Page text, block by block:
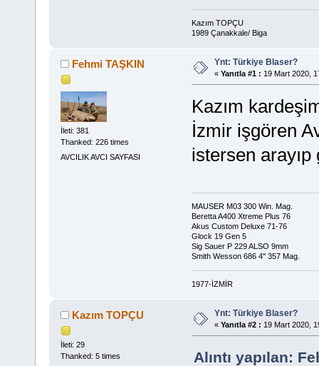
Kazım TOPÇU
1989 Çanakkale/ Biga
Fehmi TAŞKIN
İleti: 381
Thanked: 226 times
AVCILIK AVCI SAYFASI
Ynt: Türkiye Blaser?
« Yanıtla #1 : 19 Mart 2020,
Kazım
İzmir işgören
istersen
MAUSER M03 300 Win. Mag.
Beretta A400 Xtreme Plus 76
Akus Custom Deluxe 71-76
Glock 19 Gen 5
Sig Sauer P 229 ALSO 9mm
Smith Wesson 686 4'' 357 Mag.
1977-İZMİR
Kazım TOPÇU
İleti: 29
Thanked: 5 times
Ynt: Türkiye Blaser?
« Yanıtla #2 : 19 Mart 2020,
Alıntı yapılan: